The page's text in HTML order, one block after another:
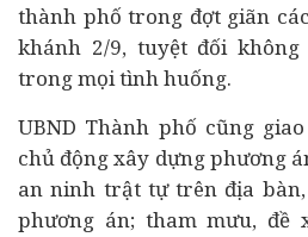
thành phố trong đợt giãn
khánh 2/9, tuyệt đối
trong mọi tình huống.
UBND Thành phố cũng
chủ động xây dựng phương
an ninh trật tự trên địa
phương án; tham mưu, đề